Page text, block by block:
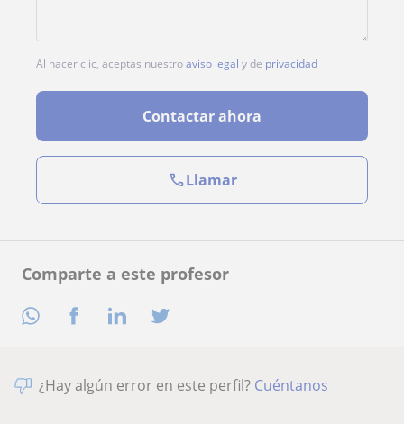
Comparte a este profesor
Al hacer clic, aceptas nuestroaviso legal y de privacidad
Contactar ahora
Llamar
¿Hay algún error en este perfil? Cuéntanos